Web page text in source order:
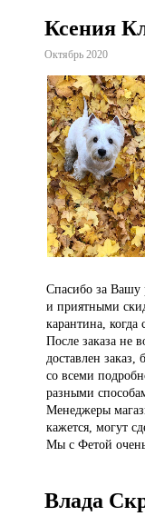
Ксения
Октябрь 2020
Спасибо за Вашу
и приятными
карантина,
После заказа не
доставлен заказ,
со всеми
разными
Менеджеры
кажется, могут
Мы с Фетой
Влада